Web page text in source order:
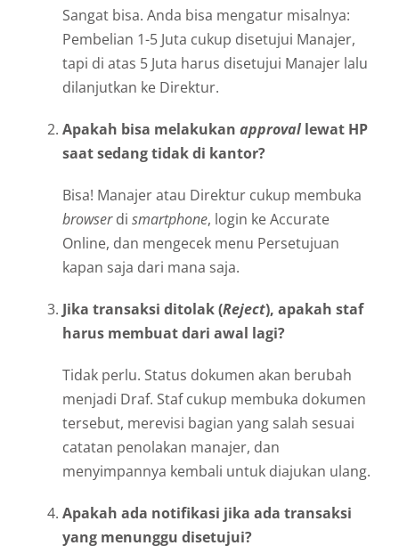
Sangat bisa. Anda bisa mengatur misalnya:
Pembelian 1-5 Juta cukup disetujui Manajer,
tapi di atas 5 Juta harus disetujui Manajer lalu
dilanjutkan ke Direktur.
Apakah bisa melakukan approval lewat HP
saat sedang tidak di kantor?
Bisa! Manajer atau Direktur cukup membuka
browserdi smartphone, login ke Accurate
Online, dan mengecek menu Persetujuan
kapan saja dari mana saja.
Jika transaksi ditolak (Reject), apakah staf
harus membuat dari awal lagi?
Tidak perlu. Status dokumen akan berubah
menjadi Draf. Staf cukup membuka dokumen
tersebut, merevisi bagian yang salah sesuai
catatan penolakan manajer, dan
menyimpannya kembali untuk diajukan ulang.
Apakah ada notifikasi jika ada transaksi
yang menunggu disetujui?